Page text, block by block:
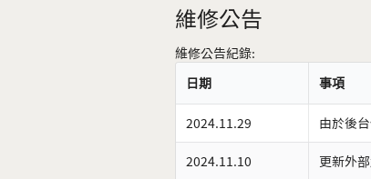
維修公告
維修公告紀錄:
日期
事項
2024.11.29 由於後
2024.11.10 更新外